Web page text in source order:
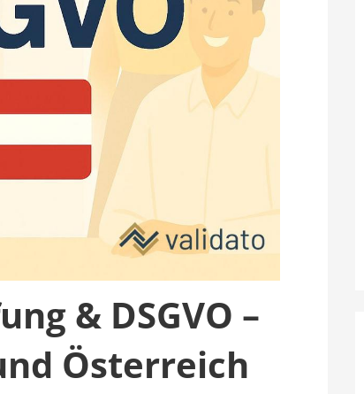
& DSGVO –
Österreich